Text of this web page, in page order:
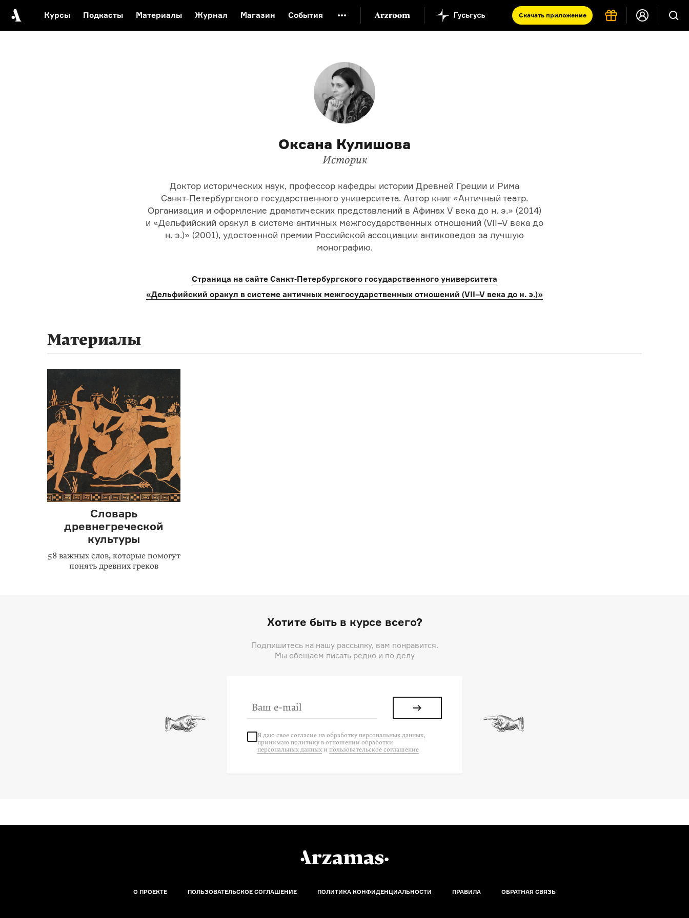
Курсы Подкасты Материалы Журнал Магазин События Скачать приложение
Русская литература XX века
Оксана Кулишова
Историк
Доктор исторических наук, профессор кафедры истории Древней Греции и Рима
Санкт‑Петербургского государственного университета. Автор книг «Античный театр.
Организация и оформление драматических представлений в Афинах V века до н. э.» (2014)
и «Дельфийский оракул в системе античных межгосударственных отношений (VII–V века до
н. э.)» (2001), удостоенной премии Российской ассоциации антиковедов за лучшую
монографию.
Страница на сайте Санкт‑Петербургского государственного университета
«Дельфийский оракул в системе античных межгосударственных отношений (VII–V века до н. э.)»
Материалы
Словарь
древнегреческой
культуры
58 важных слов, которые помогут
понять древних греков
Хотите быть в курсе всего?
Подпишитесь на нашу рассылку, вам понравится.
Мы обещаем писать редко и по делу
Я даю свое согласие на обработку персональных данных,
принимаю политику в отношении обработки
персональных данных и пользовательское соглашение
О ПРОЕКТЕ ПОЛЬЗОВАТЕЛЬСКОЕ СОГЛАШЕНИЕ ПОЛИТИКА КОНФИДЕНЦИАЛЬНОСТИ ПРАВИЛА ОБРАТНАЯ СВЯЗЬ